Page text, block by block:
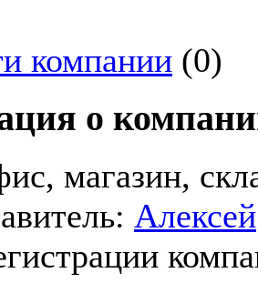
компании (0)
о
магазин,
Алексей